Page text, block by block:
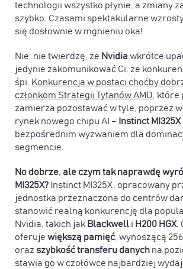
technologii wszystko płynie, a zmiany
szybko. Czasami spektakularne
się dosłownie w mgnieniu oka!
Nie, nie twierdzę, że Nvidia wkrótce
jedynie zakomunikować Ci, że
śpi. Konkurencja w postaci choćby
członkom Strategii Tytanów AMD ,
zamierza pozostawać w tyle, poprzez
rynek nowego chipu AI – Instinct MI325X
bezpośrednim wyzwaniem dla
segmencie.
No dobrze, ale czym tak naprawdę
MI325X? Instinct MI325X, opracowany
jednostka przeznaczona do centrów
stanowić realną konkurencję dla
Nvidia, takich jak Blackwelli H200 HGX.
oferuje większą pamięć, wynoszącą 256
oraz szybkość transferu danychna
stawia go w czołówce najbardziej